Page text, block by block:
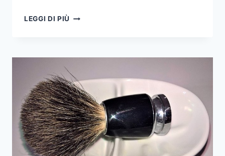
LEGGI DI PIÙ ORECCHINI
ACCESSORIO
TEMPO